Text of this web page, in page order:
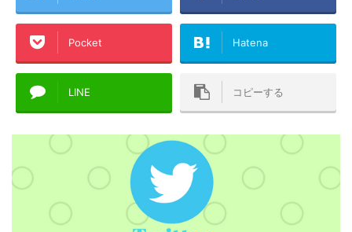
Pocket Hatena
LINE コピーする